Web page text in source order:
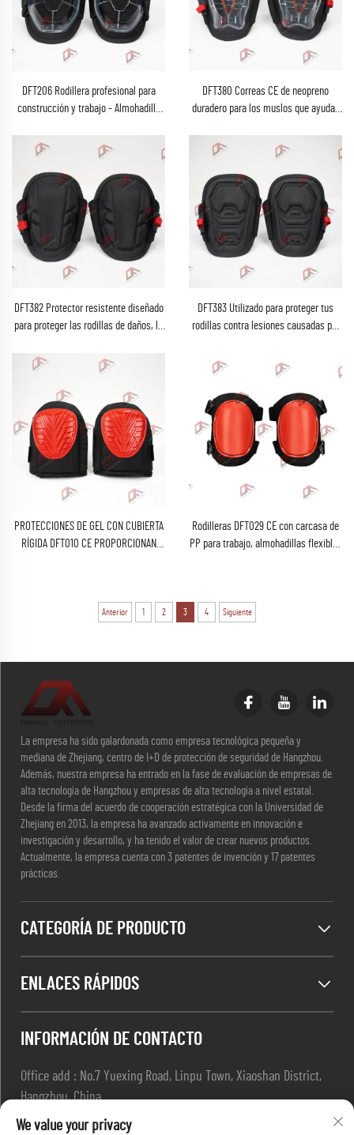
DFT206 Rodillera profesional para
construcción y trabajo - Almohadilla
extra grueso para jardinería,
instalación de pisos y limpieza
antideslizante
DFT380 Correas CE de neopreno
duradero para los muslos que ayudan
cortar la circulación
DFT382 Protector resistente diseñado
para proteger las rodillas de daños, la
clavos, tornillos, vidrios y escombros
DFT383 Utilizado para proteger tus
rodillas contra lesiones causadas por
para superficies delicadas
PROTECCIONES DE GEL CON CUBIERTA
RÍGIDA DFT010 CE PROPORCIONAN
Rodilleras DFT029 CE con carcasa de
PP para trabajo, almohadillas flexibles
Anterior 1 2 3 4 Siguiente
La empresa ha sido galardonada como empresa tecnológica pequeña y
mediana de Zhejiang, centro de I+D de protección de seguridad de Hangzhou.
Además, nuestra empresa ha entrado en la fase de evaluación de empresas de
alta tecnología de Hangzhou y empresas de alta tecnología a nivel estatal.
Desde la firma del acuerdo de cooperación estratégica con la Universidad de
Zhejiang en 2013, la empresa ha avanzado activamente en innovación e
investigación y desarrollo, y ha tenido el valor de crear nuevos productos.
Actualmente, la empresa cuenta con 3 patentes de invención y 17 patentes
prácticas.
CATEGORÍA DE PRODUCTO
ENLACES RÁPIDOS
INFORMACIÓN DE CONTACTO
Office add : No.7 Yuexing Road, Linpu Town, Xiaoshan District,
Hangzhou, China
Correo electrónico:
We value your privacy